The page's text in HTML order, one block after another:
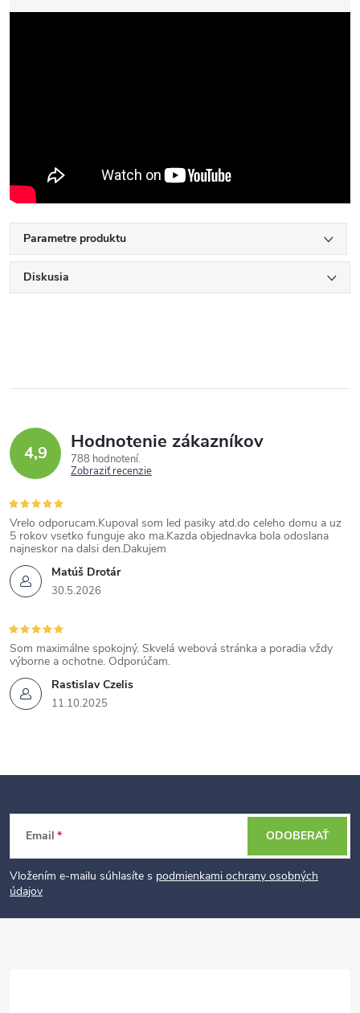
Parametre produktu
Diskusia
4,9 Hodnotenie zákazníkov
788 hodnotení
Zobraziť recenzie
Matúš Drotár
30.5.2026
Vrelo odporucam.Kupoval som led pasiky atd.do celeho domu a uz
5 rokov vsetko funguje ako ma.Kazda objednavka bola odoslana
najneskor na dalsi den.Dakujem
Rastislav Czelis
11.10.2025
Som maximálne spokojný. Skvelá webová stránka a poradia vždy
výborne a ochotne. Odporúčam.
t
Email
Vložením e-mailu súhlasíte s podmienkami ochrany osobných
údajov
ODOBERAŤ